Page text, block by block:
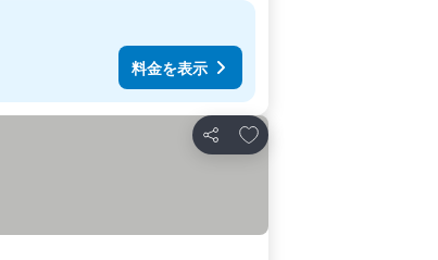
料金を表示
シェア
お気に入りに追加